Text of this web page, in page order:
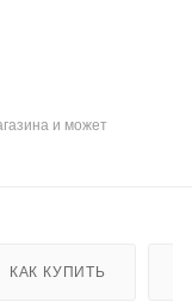
и может
КАК КУПИТЬ